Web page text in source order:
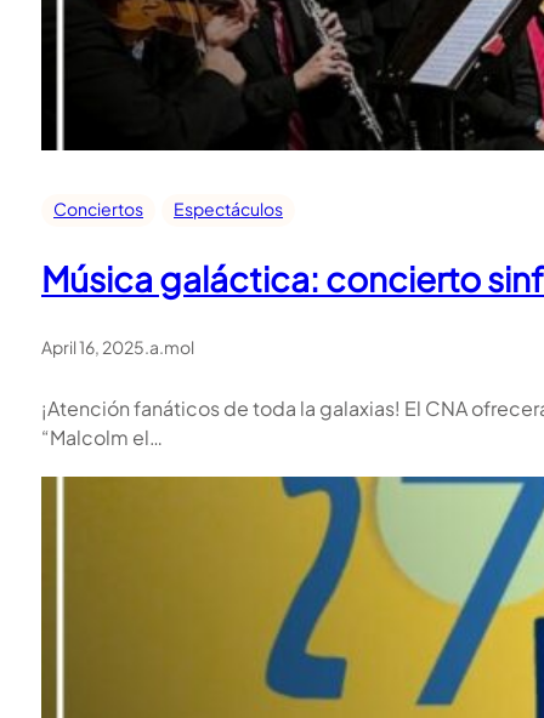
Conciertos Espectáculos
Música galáctica: concierto
April 16, 2025 a.mol
¡Atención fanáticos de toda la galaxias! El CNA
“Malcolm el…